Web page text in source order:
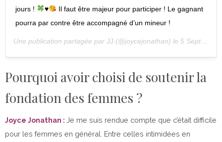
jours ! ♥️
Il faut être majeur pour participer ! Le gagnant
pourra par contre être accompagné d’un mineur !
Une publication partagée par JJ (@joycejonathan) le 5 Sept. 2019 à 4 :13 PDT
Pourquoi avoir choisi de soutenir la
fondation des femmes ?
Joyce Jonathan : Je me suis rendue compte que c’était difficile
pour les femmes en général. Entre celles intimidées en